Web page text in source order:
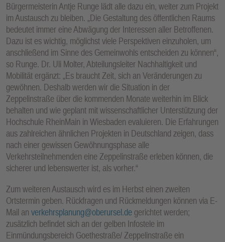
Bürgermeisterin Antje Runge lädt alle dazu ein, weiter zum Projekt
im Austausch zu bleiben. „Die Gestaltung des öffentlichen Raums
bedeutet immer eine Abwägung der Interessen aller Betroffenen.
Dazu ist es wichtig, möglichst viele Perspektiven einzuholen, um
anschließend im Sinne des Gemeinwohls entscheiden zu können“,
so Runge. Dr. Uli Molter, Abteilungsleiter Nachhaltigkeit und
Mobilität ergänzt: „Es braucht Zeit, sich an Veränderungen zu
gewöhnen. Deshalb werden wir die Situation in der
Zeppelinstraße über die kommenden Monate weiterhin im Blick
behalten und wie geplant mit wissenschaftlicher Unterstützung der
Hochschule RheinMain in Wiesbaden evaluieren. Die Erfahrungen
aus zahlreichen ähnlichen Projekten in Deutschland zeigen, dass
nach einer gewissen Gewöhnungsphase alle
Verkehrsteilnehmenden eine Zeppelinstraße erleben können, die
sicherer und lebenswerter ist, als vorher.“
Zum weiteren Austausch wird es im Herbst einen zweiten
Ortstermin geben. Rückfragen und Rückmeldungen können via E-
Mail an verkehrsplanung@oberursel.de gerichtet werden;
zusätzlich befindet sich an der gelben Infostele im
Einmündungsbereich Goethestraße/ Zeppelinstraße ein